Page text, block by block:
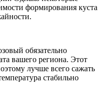
формирования куста
обязательно
вашего региона. Этот
лучше всего сажать
стабильно